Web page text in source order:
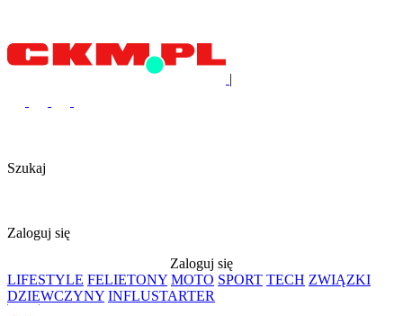
|
Szukaj
Zaloguj się
Zaloguj się
LIFESTYLE FELIETONY MOTO SPORT TECH ZWIĄZKI
DZIEWCZYNY INFLUSTARTER